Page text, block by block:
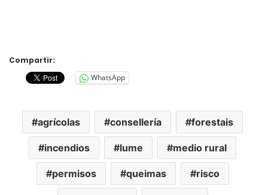
Compartir:
WhatsApp
agrícolas consellería forestais
incendios lume medio rural
permisos queimas risco